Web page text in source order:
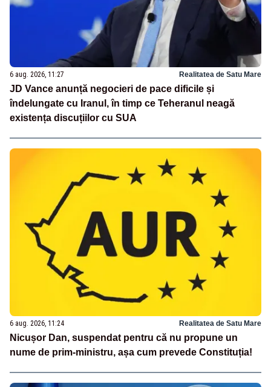
6 aug. 2026, 11:27 Realitatea de Satu Mare
JD Vance anunță negocieri de pace dificile și
îndelungate cu Iranul, în timp ce Teheranul neagă
existența discuțiilor cu SUA
6 aug. 2026, 11:24 Realitatea de Satu Mare
Nicușor Dan, suspendat pentru că nu propune un
nume de prim-ministru, așa cum prevede Constituția!